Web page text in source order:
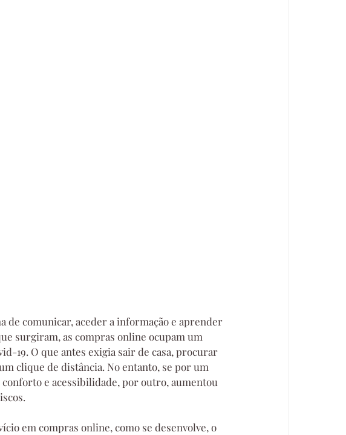
de comunicar, aceder a informação e aprender
surgiram, as compras online ocupam um
19. O que antes exigia sair de casa, procurar
clique de distância. No entanto, se por um
e acessibilidade, por outro, aumentou
em compras online, como se desenvolve, o